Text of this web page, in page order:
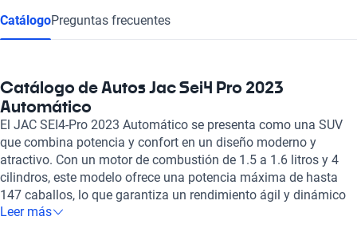
CatálogoPreguntas frecuentes
Catálogo de Autos Jac Sei4 Pro 2023
Automático
El JAC SEI4-Pro 2023 Automático se presenta como una SUV
que combina potencia y confort en un diseño moderno y
atractivo. Con un motor de combustión de 1.5 a 1.6 litros y 4
cilindros, este modelo ofrece una potencia máxima de hasta
147 caballos, lo que garantiza un rendimiento ágil y dinámico
en la ciudad y en carretera. Su velocidad máxima de 170 km/h
Leer más